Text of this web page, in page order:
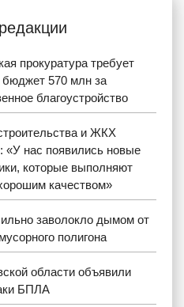
прокуратура требует
бюджет 570 млн за
благоустройство
и ЖКХ
«У нас появились новые
которые выполняют
качеством»
заволокло дымом от
полигона
области объявили
БПЛА